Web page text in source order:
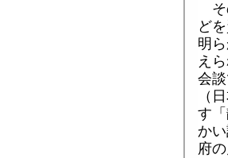
そ
ど
明
え
会
（
す
か
府